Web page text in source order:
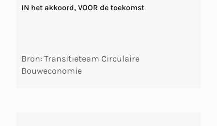
IN het akkoord, VOOR de toekomst
Bron: Transitieteam Circulaire
Bouweconomie